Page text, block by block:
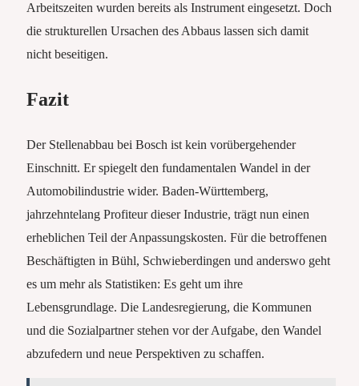
Arbeitszeiten wurden bereits als Instrument eingesetzt. Doch
die strukturellen Ursachen des Abbaus lassen sich damit
nicht beseitigen.
Fazit
Der Stellenabbau bei Bosch ist kein vorübergehender
Einschnitt. Er spiegelt den fundamentalen Wandel in der
Automobilindustrie wider. Baden-Württemberg,
jahrzehntelang Profiteur dieser Industrie, trägt nun einen
erheblichen Teil der Anpassungskosten. Für die betroffenen
Beschäftigten in Bühl, Schwieberdingen und anderswo geht
es um mehr als Statistiken: Es geht um ihre
Lebensgrundlage. Die Landesregierung, die Kommunen
und die Sozialpartner stehen vor der Aufgabe, den Wandel
abzufedern und neue Perspektiven zu schaffen.